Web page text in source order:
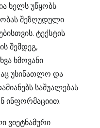
ხელს უწყობს
შეზღუდული
ტექსტის
შემდეგ,
ხმოვანი
უსინათლო და
საშუალებას
ინფორმაციით.
ვიეტნამური